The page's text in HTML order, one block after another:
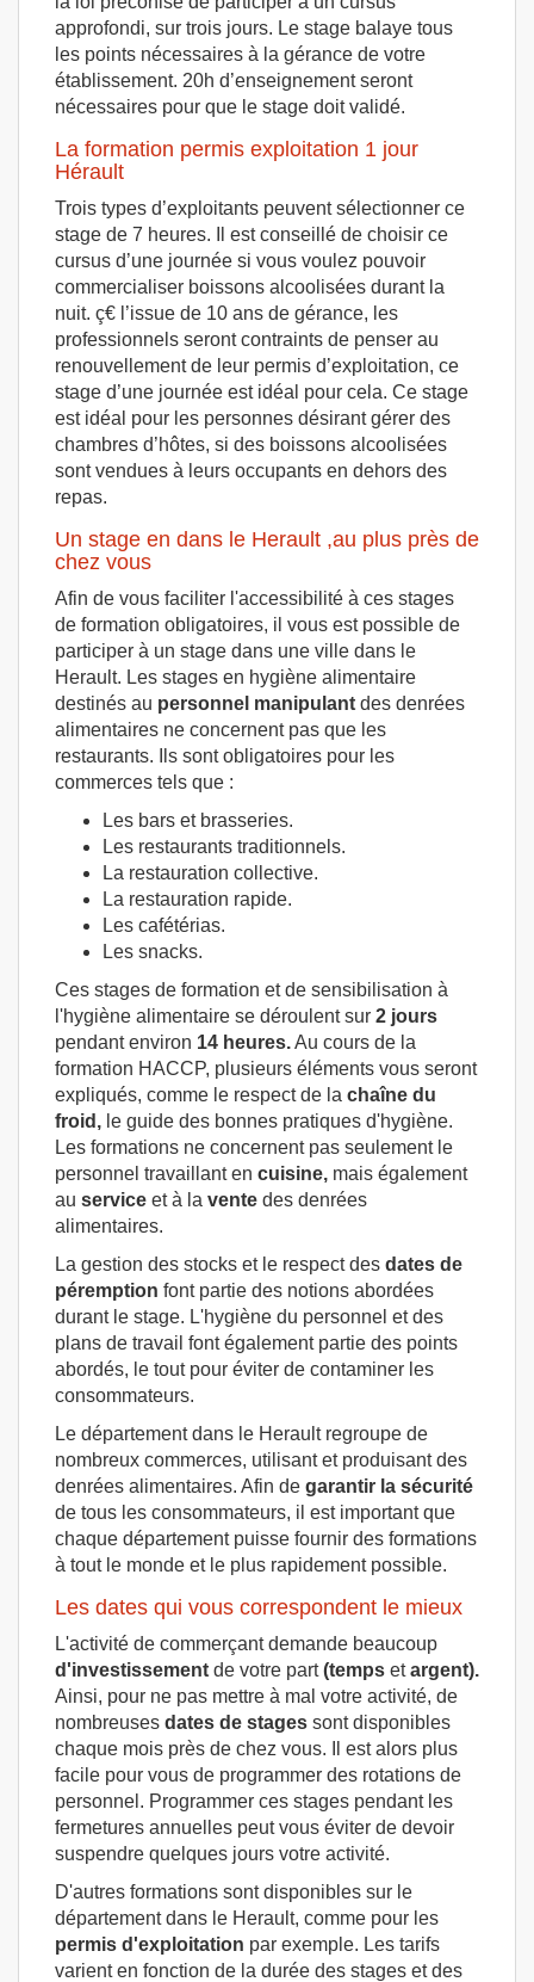
approfondi, sur trois jours. Le stage balaye tous
les points nécessaires à la gérance de votre
établissement. 20h d’enseignement seront
nécessaires pour que le stage doit validé.
La formation permis exploitation 1 jour
Hérault
Trois types d’exploitants peuvent sélectionner ce
stage de 7 heures. Il est conseillé de choisir ce
cursus d’une journée si vous voulez pouvoir
commercialiser boissons alcoolisées durant la
nuit. ç€ l’issue de 10 ans de gérance, les
professionnels seront contraints de penser au
renouvellement de leur permis d’exploitation, ce
stage d’une journée est idéal pour cela. Ce stage
est idéal pour les personnes désirant gérer des
chambres d’hôtes, si des boissons alcoolisées
sont vendues à leurs occupants en dehors des
repas.
Un stage en dans le Herault ,au plus près de
chez vous
Afin de vous faciliter l'accessibilité à ces stages
de formation obligatoires, il vous est possible de
participer à un stage dans une ville dans le
Herault. Les stages en hygiène alimentaire
destinés au personnel manipulant des denrées
alimentaires ne concernent pas que les
restaurants. Ils sont obligatoires pour les
commerces tels que :
Les bars et brasseries.
Les restaurants traditionnels.
La restauration collective.
La restauration rapide.
Les cafétérias.
Les snacks.
Ces stages de formation et de sensibilisation à
l'hygiène alimentaire se déroulent sur 2 jours
pendant environ 14 heures.Au cours de la
formation HACCP, plusieurs éléments vous seront
expliqués, comme le respect de la chaîne du
froid, le guide des bonnes pratiques d'hygiène.
Les formations ne concernent pas seulement le
personnel travaillant en cuisine, mais également
au service et à la vente des denrées
alimentaires.
La gestion des stocks et le respect des dates de
péremption font partie des notions abordées
durant le stage. L'hygiène du personnel et des
plans de travail font également partie des points
abordés, le tout pour éviter de contaminer les
consommateurs.
Le département dans le Herault regroupe de
nombreux commerces, utilisant et produisant des
denrées alimentaires. Afin de garantir la sécurité
de tous les consommateurs, il est important que
chaque département puisse fournir des formations
à tout le monde et le plus rapidement possible.
Les dates qui vous correspondent le mieux
L'activité de commerçant demande beaucoup
d'investissement de votre part(temps etargent).
Ainsi, pour ne pas mettre à mal votre activité, de
nombreuses dates de stages sont disponibles
chaque mois près de chez vous. Il est alors plus
facile pour vous de programmer des rotations de
personnel. Programmer ces stages pendant les
fermetures annuelles peut vous éviter de devoir
suspendre quelques jours votre activité.
D'autres formations sont disponibles sur le
département dans le Herault, comme pour les
permis d'exploitation par exemple. Les tarifs
varient en fonction de la durée des stages et des